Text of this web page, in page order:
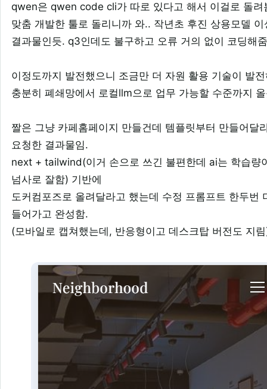
qwen은 qwen code cli가 따로 있다고 해서 이걸로 돌려
맞춤 개발한 툴로 돌리니까 와.. 작년초 후진 상용모델 이
결과물인듯. q3인데도 불구하고 오류 거의 없이 코딩해줌
이정도까지 발전했으니 조금만 더 자원 활용 기술이 발
충분히 폐쇄망에서 로컬llm으로 업무 가능할 수준까지
짤은 그냥 카페홈페이지 만들건데 템플릿부터 만들어달
요청한 결과물임.
next + tailwind(이거 손으로 쓰긴 불편한데 ai는 학습량
넘사로 잘함) 기반에
도커컴포즈로 올려달라고 했는데 수정 프롬프트 한두번
들어가고 완성함.
(모바일로 캡쳐했는데, 반응형이고 데스크탑 버전도 지